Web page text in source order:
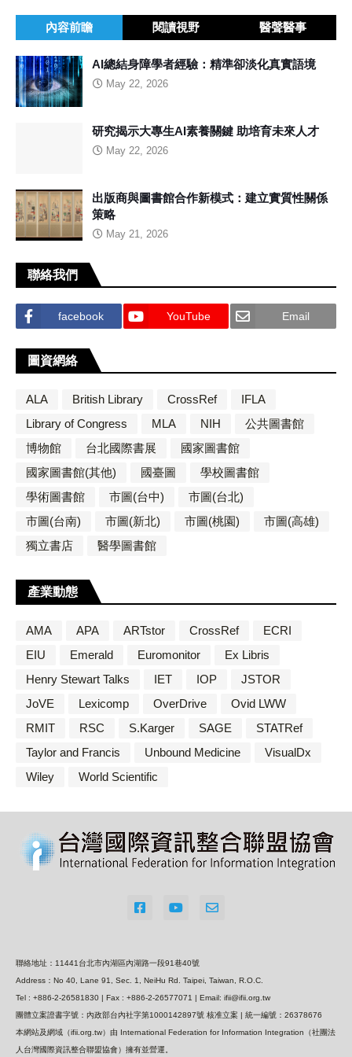
內容前瞻 閱讀視野 醫聲醫事
AI總結身障學者經驗：精準卻淡化真實語境
May 22, 2026
研究揭示大專生AI素養關鍵 助培育未來人才
May 22, 2026
出版商與圖書館合作新模式：建立實質性關係
策略
May 21, 2026
聯絡我們
facebook YouTube Email
圖資網絡
ALA British Library CrossRef
IFLA
Library of Congress
MLA NIH
公共圖書館
博物館
台北國際書展
國家圖書館
國家圖書館(其他)
國臺圖
學校圖書館
學術圖書館
市圖(台中)
市圖(台北)
市圖(台南)
市圖(新北) 市圖(桃園)
市圖(高雄)
獨立書店
醫學圖書館
產業動態
AMA APA ARTstor CrossRef
ECRI
EIU
Emerald Euromonitor
Ex Libris
Henry Stewart Talks
IET IOP
JSTOR
JoVE
Lexicomp OverDrive
Ovid LWW
RMIT
RSC S.Karger SAGE
STATRef
Taylor and Francis
Unbound Medicine
VisualDx
Wiley
World Scientific
聯絡地址：11441台北市內湖區內湖路一段91巷40號
Address：No 40, Lane 91, Sec. 1, NeiHu Rd. Taipei, Taiwan, R.O.C.
Tel : +886-2-26581830 | Fax : +886-2-26577071 | Email: ifii@ifii.org.tw
團體立案證書字號：內政部台內社字第1000142897號 核准立案 | 統一編號：26378676
本網站及網域（ifii.org.tw）由 International Federation for Information Integration（社團法
人台灣國際資訊整合聯盟協會）擁有並營運。